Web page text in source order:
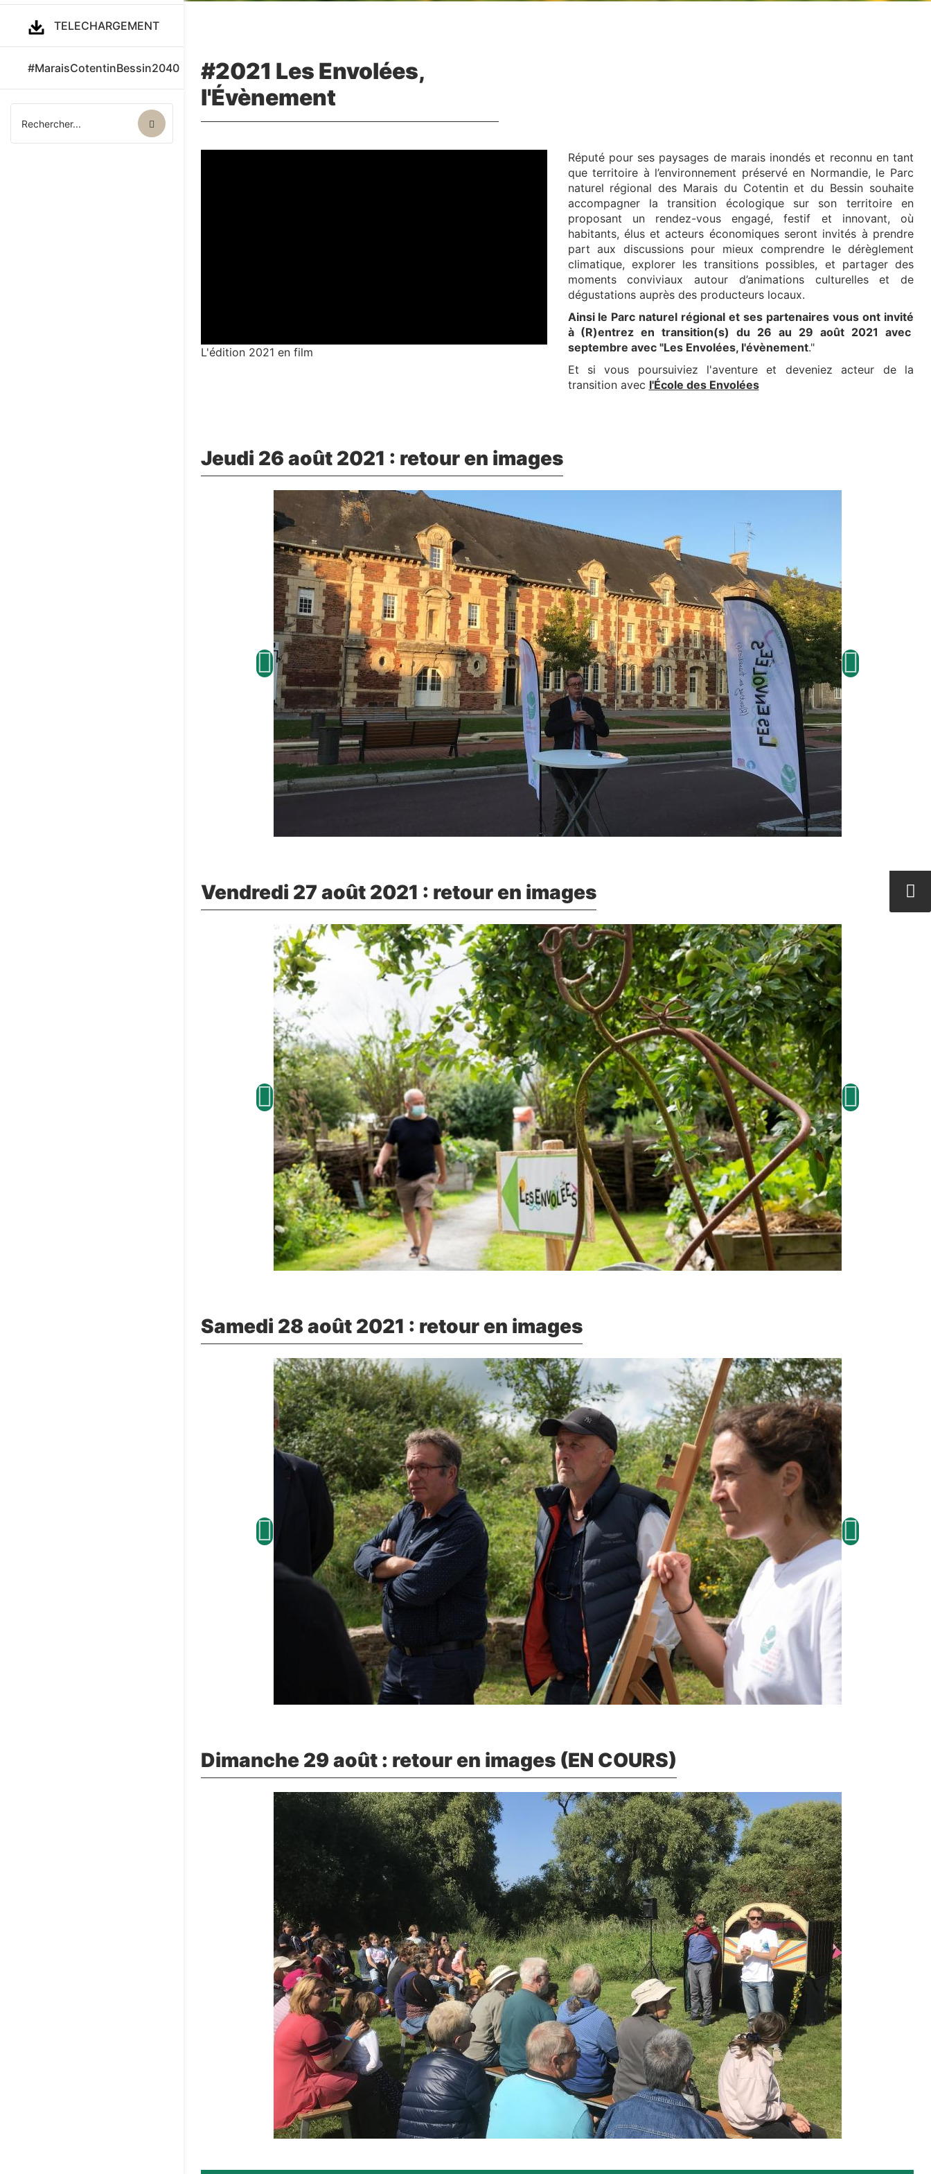
#2021 Les Envolées,
l'Évènement
L'édition 2021 en film
Réputé pour ses paysages de marais inondés et reconnu en tant
que territoire à l’environnement préservé en Normandie, le Parc
naturel régional des Marais du Cotentin et du Bessin souhaite
accompagner la transition écologique sur son territoire en
proposant un rendez-vous engagé, festif et innovant, où
habitants, élus et acteurs économiques seront invités à prendre
part aux discussions pour mieux comprendre le dérèglement
climatique, explorer les transitions possibles, et partager des
moments conviviaux autour d’animations culturelles et de
dégustations auprès des producteurs locaux.
Ainsi le Parc naturel régional et ses partenaires vous ont invité
à (R)entrez en transition(s) du 26 au 29 août 2021 avec
septembre avec "Les Envolées, l'évènement."
Et si vous poursuiviez l'aventure et deveniez acteur de la
transition avec l'École des Envolées
Jeudi 26 août 2021 : retour en images
Vendredi 27 août 2021 : retour en images
Samedi 28 août 2021 : retour en images
Dimanche 29 août : retour en images (EN COURS)
TELECHARGEMENT
#MaraisCotentinBessin2040